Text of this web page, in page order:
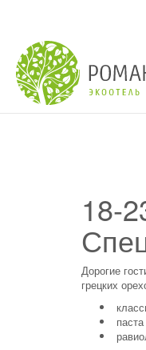
18-
Дорогие
грецких